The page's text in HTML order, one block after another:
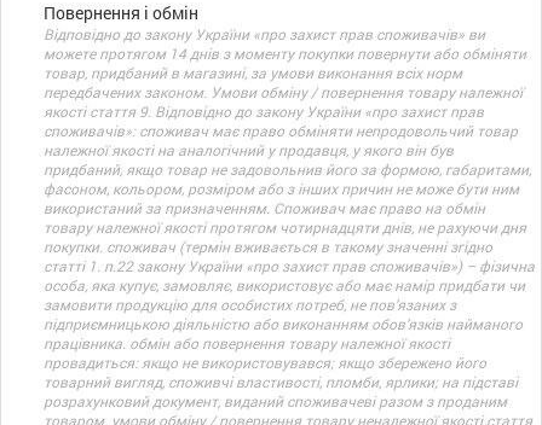
Повернення і обмін
Відповідно до закону України «про захист прав споживачів» ви
можете протягом 14 днів з моменту покупки повернути або обміняти
товар, придбаний в магазині, за умови виконання всіх норм
передбачених законом. Умови обміну / повернення товару належної
якості стаття 9. Відповідно до закону України «про захист прав
споживачів»: споживач має право обміняти непродовольчий товар
належної якості на аналогічний у продавця, у якого він був
придбаний, якщо товар не задовольнив його за формою, габаритами,
фасоном, кольором, розміром або з інших причин не може бути ним
використаний за призначенням. Споживач має право на обмін
товару належної якості протягом чотирнадцяти днів, не рахуючи дня
покупки. споживач (термін вживається в такому значенні згідно
статті 1. п.22 закону України «про захист прав споживачів») – фізична
особа, яка купує, замовляє, використовує або має намір придбати чи
замовити продукцію для особистих потреб, не пов’язаних з
підприємницькою діяльністю або виконанням обов’язків найманого
працівника. обмін або повернення товару належної якості
провадиться: якщо не використовувався; якщо збережено його
товарний вигляд, споживчі властивості, пломби, ярлики; на підставі
розрахунковий документ, виданий споживачеві разом з проданим
товаром. умови обміну / повернення товару неналежної якості стаття